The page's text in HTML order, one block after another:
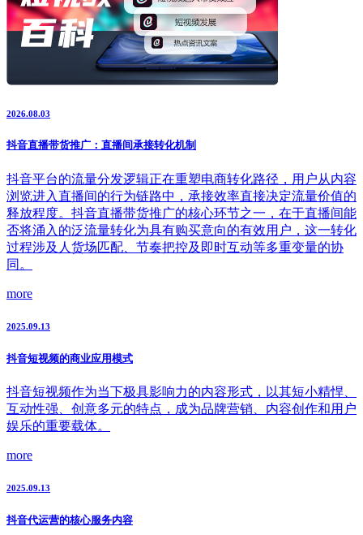
2026.08.03
抖音直播带货推广：直播间承接转化机制
抖音平台的流量分发逻辑正在重塑电商转化路径，用户从内容
浏览进入直播间的行为链路中，承接效率直接决定流量价值的
释放程度。抖音直播带货推广的核心环节之一，在于直播间能
否将涌入的泛流量转化为具有购买意向的有效用户，这一转化
过程涉及人货场匹配、节奏把控及即时互动等多重变量的协
同。
more
2025.09.13
抖音短视频的商业应用模式
抖音短视频作为当下极具影响力的内容形式，以其短小精悍、
互动性强、创意多元的特点，成为品牌营销、内容创作和用户
娱乐的重要载体。
more
2025.09.13
抖音代运营的核心服务内容